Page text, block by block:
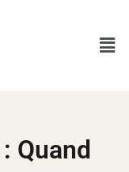
Quand